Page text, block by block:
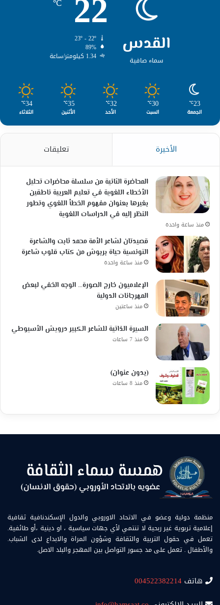
القدس
سماء صافية
89%
1.34 كيلومتر/ساعة
23
℃
الجمعة
30
℃
السبت
32
℃
الأحد
35
℃
الأثنين
34
℃
الثلاثاء
الأخيرة تعليقات
المحاضرة الثانية من سلسلة محاضرات تحليل
الأخطاء اللغوية في تعليم العربية ناطقين
بغيرها بعنوان مفهوم الخطأ اللغوي وتطور
النظر إليه في الدراسات اللغوية
منذ ساعة واحدة
قصيدتان لشاعر الأمة محمد ثابت والشاعرة
التونسية حياة بربوش من كتاب قلوب شاعرة
منذ ساعة واحدة
الإعلاميون خارج الصورة… الوجه الخفي لبعض
المهرجانات الدولية
منذ ساعتين
السيرة الذاتية للشاعر الكبير درويش الأسيوطي
منذ 7 ساعات
(بدون عنوان)
منذ 8 ساعات
منظمة دولية وعضو في الاتحاد الاوروبي والدول الإسكندنافية ثقافية
إعلامية تربوية غير ربحية لا تنتمي لأي جهات سياسية ، او دينية ،أو طائفية.
تعمل في حقول التربية والثقافة وشؤون المراة والابداع لدى الشباب.
والأطفال . تعمل على مد جسور التواصل بين المهجر والبلد الاصل.
هاتف 004522382214